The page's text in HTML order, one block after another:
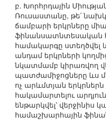
բ. Խորհրդային
Ռուսաստանը, թե՛
ճամբարի երկրները
ֆինանսատնտեսական
համակարգը ստեղծվել
անդամ երկրների
նկատմամբ կիրառվող
պատժամիջոցները ևս
ոչ արևմտյան
հակամարտելու
ենթարկվել՝ վերջինիս
համաշխարհային